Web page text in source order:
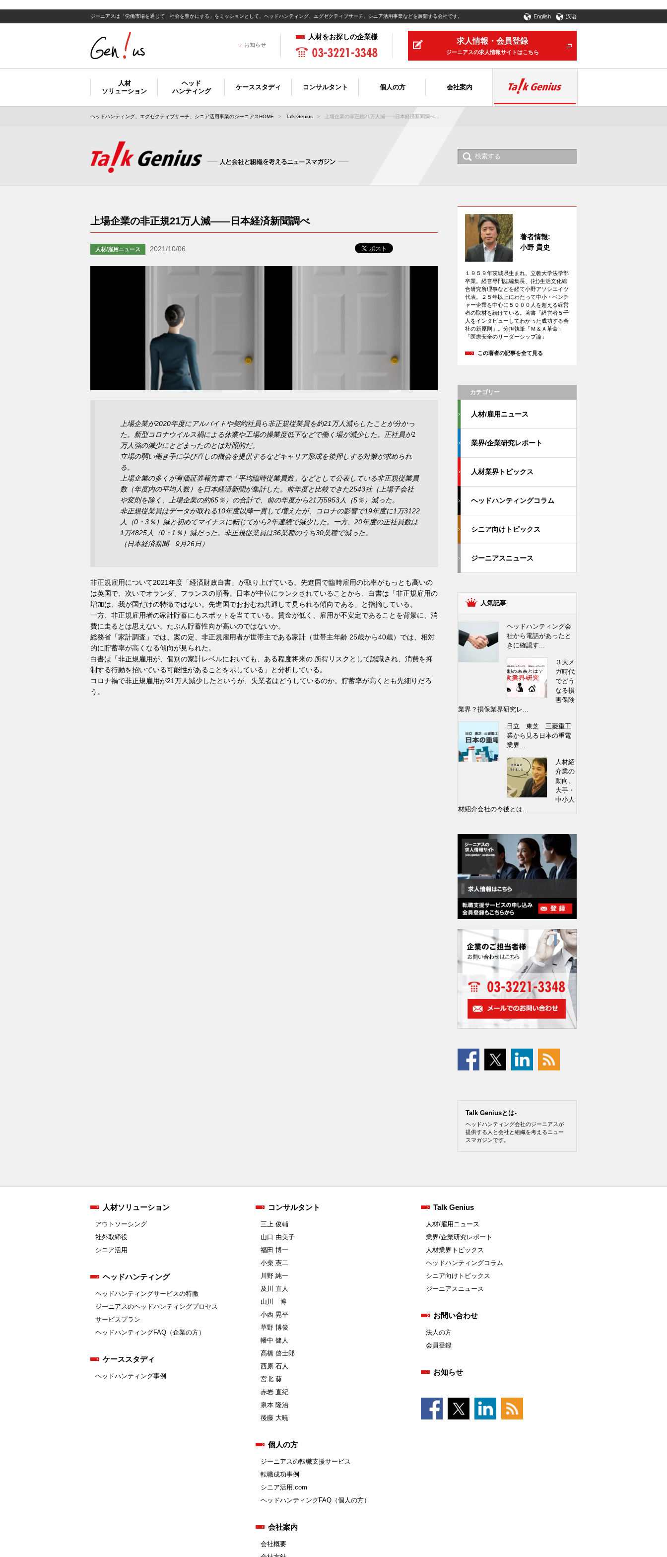
ジーニアスは「労働市場を通じて 社会を豊かにする」をミッションとして、ヘッドハンティング、エグゼクティブサーチ、シニア活用事業などを展開する会社です。
人材
ソリューション
ヘッド
ハンティング
ケーススタディ コンサルタント 個人の方 会社案内
お知らせ
English 汉语
求人情報・会員登録
ジーニアスの求人情報サイトはこちら
人材をお探しの企業様
ヘッドハンティング、エグゼクティブサーチ、シニア活用事業のジーニアスHOME Talk Genius 上場企業の非正規21万人減――日本経済新聞調べ...
上場企業の非正規21万人減――日本経済新聞調べ
人材/雇用ニュース 2021/10/06
上場企業が2020年度にアルバイトや契約社員ら非正規従業員を約21万人減らしたことが分かっ
た。新型コロナウイルス禍による休業や工場の操業度低下などで働く場が減少した。正社員が1
万人強の減少にとどまったのとは対照的だ。
立場の弱い働き手に学び直しの機会を提供するなどキャリア形成を後押しする対策が求められ
る。
上場企業の多くが有価証券報告書で「平均臨時従業員数」などとして公表している非正規従業員
数（年度内の平均人数）を日本経済新聞が集計した。前年度と比較できた2543社（上場子会社
や変則を除く、上場企業の約65％）の合計で、前の年度から21万5953人（5％）減った。
非正規従業員はデータが取れる10年度以降一貫して増えたが、コロナの影響で19年度に1万3122
人（0・3％）減と初めてマイナスに転じてから2年連続で減少した。一方、20年度の正社員数は
1万4825人（0・1％）減だった。非正規従業員は36業種のうち30業種で減った。
（日本経済新聞 9月26日）
非正規雇用について2021年度「経済財政白書」が取り上げている。先進国で臨時雇用の比率がもっとも高いの
は英国で、次いでオランダ、フランスの順番。日本が中位にランクされていることから、白書は「非正規雇用の
増加は、我が国だけの特徴ではない。先進国でおおむね共通して見られる傾向である」と指摘している。
一方、非正規雇用者の家計貯蓄にもスポットを当てている。賃金が低く、雇用が不安定であることを背景に、消
費に走るとは思えない。たぶん貯蓄性向が高いのではないか。
総務省「家計調査」では、案の定、非正規雇用者が世帯主である家計（世帯主年齢 25歳から40歳）では、相対
的に貯蓄率が高くなる傾向が見られた。
白書は「非正規雇用が、個別の家計レベルにおいても、ある程度将来の 所得リスクとして認識され、消費を抑
制する行動を招いている可能性があることを示している」と分析している。
コロナ禍で非正規雇用が21万人減少したというが、失業者はどうしているのか。貯蓄率が高くとも先細りだろ
う。
著者情報:
小野 貴史
１９５９年茨城県生まれ。立教大学法学部
卒業。経営専門誌編集長、(社)生活文化総
合研究所理事などを経て小野アソシエイツ
代表。２５年以上にわたって中小・ベンチ
ャー企業を中心に５０００人を超える経営
者の取材を続けている。著書「経営者５千
人をインタビューしてわかった成功する会
社の新原則」。分担執筆「Ｍ＆Ａ革命」
「医療安全のリーダーシップ論」
この著者の記事を全て見る
カテゴリー
人材/雇用ニュース
業界/企業研究レポート
人材業界トピックス
ヘッドハンティングコラム
シニア向けトピックス
ジーニアスニュース
人気記事
ヘッドハンティング会
社から電話があったと
きに確認す...
３大メ
ガ時代
でどう
なる損
害保険
業界？損保業界研究レ...
日立 東芝 三菱重工
業から見る日本の重電
業界...
人材紹
介業の
動向、
大手・
中小人
材紹介会社の今後とは...
Talk Geniusとは-
ヘッドハンティング会社のジーニアスが
提供する人と会社と組織を考えるニュー
スマガジンです。
人材ソリューション
アウトソーシング
社外取締役
シニア活用
ヘッドハンティング
ヘッドハンティングサービスの特徴
ジーニアスのヘッドハンティングプロセス
サービスプラン
ヘッドハンティングFAQ（企業の方）
ケーススタディ
ヘッドハンティング事例
コンサルタント
三上 俊輔
山口 由美子
福田 博一
小柴 憲二
川野 純一
及川 直人
山川 博
小西 晃平
草野 博俊
幡中 健人
髙橋 啓士郎
西原 石人
宮北 葵
赤岩 直紀
泉本 隆治
後藤 大暁
個人の方
ジーニアスの転職支援サービス
転職成功事例
シニア活用.com
ヘッドハンティングFAQ（個人の方）
会社案内
会社概要
Talk Genius
人材/雇用ニュース
業界/企業研究レポート
人材業界トピックス
ヘッドハンティングコラム
シニア向けトピックス
ジーニアスニュース
お問い合わせ
法人の方
会員登録
お知らせ